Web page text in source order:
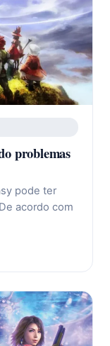
problemas
pode ter
acordo com